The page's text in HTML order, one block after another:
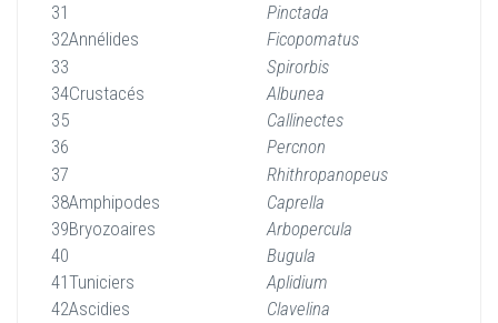
31
Pinctada
32Annélides
Ficopomatus
33
Spirorbis
34Crustacés
Albunea
35
Callinectes
36
Percnon
37
Rhithropanopeus
38Amphipodes
Caprella
39Bryozoaires
Arbopercula
40
Bugula
41Tuniciers
Aplidium
42Ascidies
Clavelina